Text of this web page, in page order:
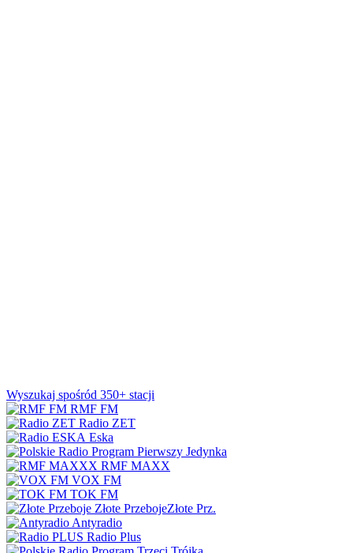
Wyszukaj spośród 350+ stacji
RMF FM
Radio ZET
Eska
Jedynka
RMF MAXX
VOX FM
TOK FM
Złote PrzebojeZłote Prz.
Antyradio
Radio Plus